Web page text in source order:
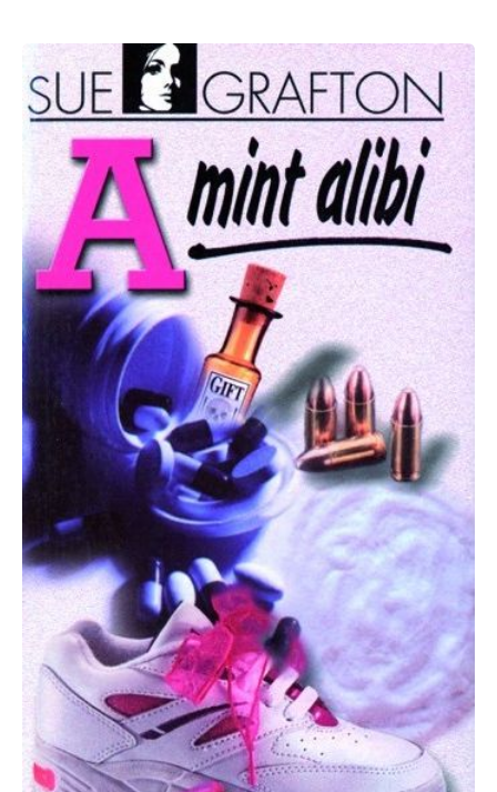
Sue
Grafton:
A
mint
alibi